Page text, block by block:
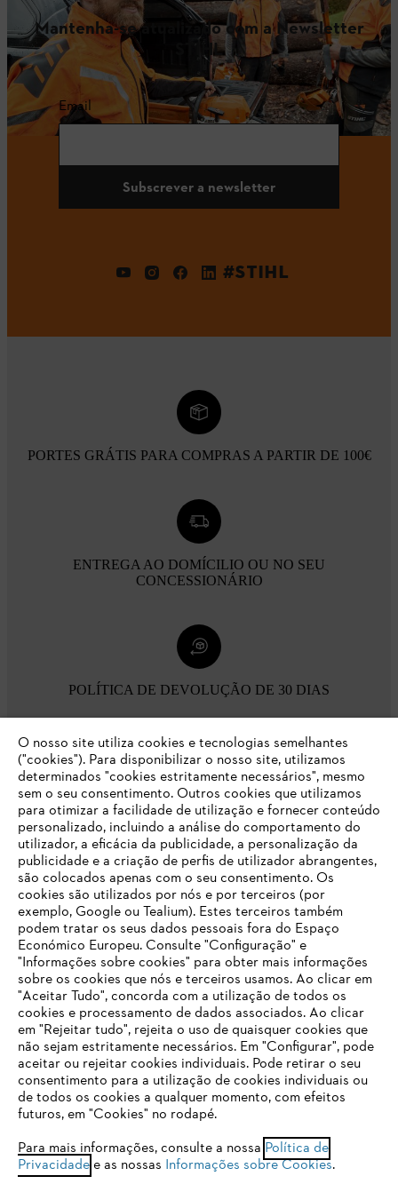
Mantenha-se atualizado com a Newsletter
STIHL
Email
Subscrever a newsletter
#STIHL
PORTES GRÁTIS PARA COMPRAS A PARTIR DE 100€
ENTREGA AO DOMÍCILIO OU NO SEU
CONCESSIONÁRIO
POLÍTICA DE DEVOLUÇÃO DE 30 DIAS
Opções de pagamento
Empresa
FAQs Loja Online
Contacto
Condições gerais de venda Proteção de Dados
Sobre nós
O SEU NAVEGADOR NÃO SUPORTA
ESTE WEBSITE
Está utilizar um navegador que ainda não suportamos. Para
obter o melhor uso de nosso site, recomendamos que altere
para um dos seguintes navegadores:
firefox chrome
O nosso site utiliza cookies e tecnologias semelhantes
("cookies"). Para disponibilizar o nosso site, utilizamos
determinados "cookies estritamente necessários", mesmo
sem o seu consentimento. Outros cookies que utilizamos
para otimizar a facilidade de utilização e fornecer conteúdo
personalizado, incluindo a análise do comportamento do
utilizador, a eficácia da publicidade, a personalização da
publicidade e a criação de perfis de utilizador abrangentes,
são colocados apenas com o seu consentimento. Os
cookies são utilizados por nós e por terceiros (por
exemplo, Google ou Tealium). Estes terceiros também
podem tratar os seus dados pessoais fora do Espaço
Económico Europeu. Consulte "Configuração" e
"Informações sobre cookies" para obter mais informações
sobre os cookies que nós e terceiros usamos. Ao clicar em
"Aceitar Tudo", concorda com a utilização de todos os
cookies e processamento de dados associados. Ao clicar
em "Rejeitar tudo", rejeita o uso de quaisquer cookies que
não sejam estritamente necessários. Em "Configurar", pode
aceitar ou rejeitar cookies individuais. Pode retirar o seu
consentimento para a utilização de cookies individuais ou
de todos os cookies a qualquer momento, com efeitos
futuros, em "Cookies" no rodapé.
Para mais informações, consulte a nossa Política de
Privacidadee as nossas Informações sobre Cookies.